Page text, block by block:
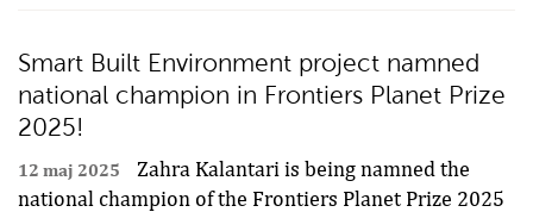
Smart Built Environment project namned
national champion in Frontiers Planet Prize
2025!
12 maj 2025
Zahra Kalantari is being namned the
national champion of the Frontiers Planet Prize 2025